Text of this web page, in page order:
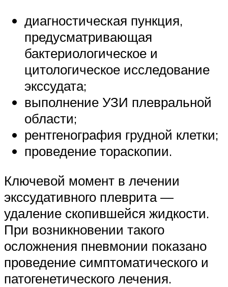
диагностическая пункция,
предусматривающая
бактериологическое и
цитологическое исследование
экссудата;
выполнение УЗИ плевральной
области;
рентгенография грудной клетки;
проведение тораскопии.
Ключевой момент в лечении
экссудативного плеврита —
удаление скопившейся жидкости.
При возникновении такого
осложнения пневмонии показано
проведение симптоматического и
патогенетического лечения.